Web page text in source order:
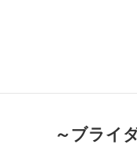
～ブライ